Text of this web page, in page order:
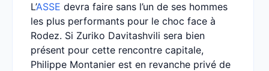
L’ASSE devra faire sans l’un de ses hommes
les plus performants pour le choc face à
Rodez. Si Zuriko Davitashvili sera bien
présent pour cette rencontre capitale,
Philippe Montanier est en revanche privé de